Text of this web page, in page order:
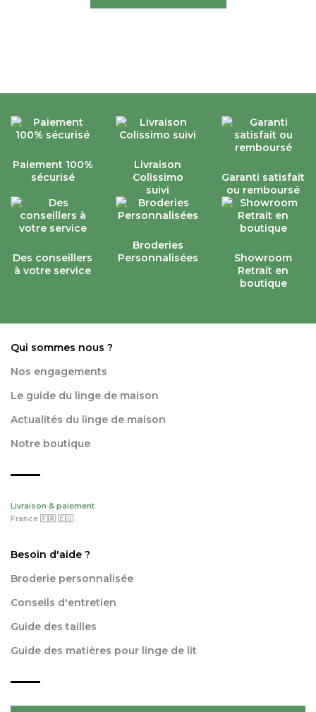
Paiement 100%
sécurisé
Livraison
Colissimo
suivi
Garanti satisfait
ou remboursé
Des conseillers
à votre service
Broderies
Personnalisées
Showroom
Retrait en
boutique
Qui sommes nous ?
Nos engagements
Le guide du linge de maison
Actualités du linge de maison
Notre boutique
Livraison & paiement
France 🇫🇷 🇪🇺
Besoin d'aide ?
Broderie personnalisée
Conseils d'entretien
Guide des tailles
Guide des matières pour linge de lit